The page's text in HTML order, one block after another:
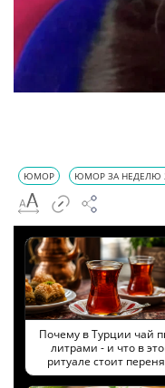
ЮМОР ЮМОР ЗА НЕДЕЛЮ
Почему в Турции чай
литрами - и что в
ритуале стоит